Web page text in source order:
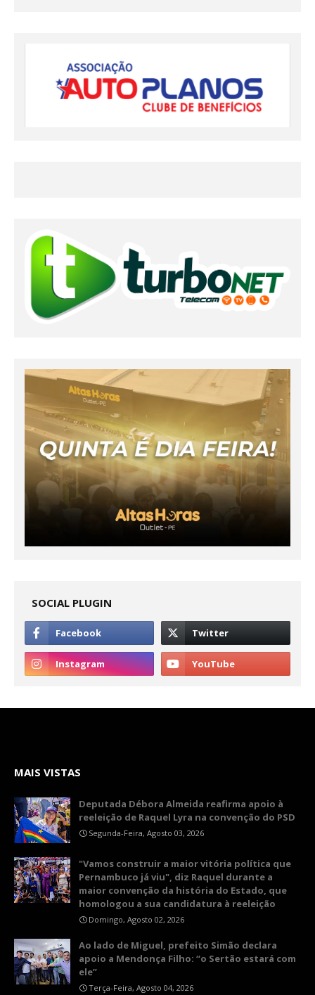
SOCIAL PLUGIN
MAIS VISTAS
Deputada Débora Almeida reafirma apoio à
reeleição de Raquel Lyra na convenção do PSD
Segunda-Feira, Agosto 03, 2026
"Vamos construir a maior vitória política que
Pernambuco já viu", diz Raquel durante a
maior convenção da história do Estado, que
homologou a sua candidatura à reeleição
Domingo, Agosto 02, 2026
Ao lado de Miguel, prefeito Simão declara
apoio a Mendonça Filho: “o Sertão estará com
ele”
Terça-Feira, Agosto 04, 2026